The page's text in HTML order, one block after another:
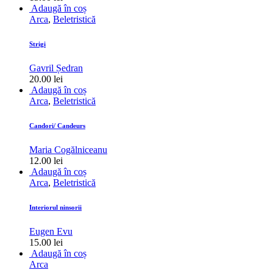
Adaugă în coș
Arca, Beletristică
Strigi
Gavril Ședran
20.00 lei
Adaugă în coș
Arca, Beletristică
Candori/ Candeurs
Maria Cogălniceanu
12.00 lei
Adaugă în coș
Arca, Beletristică
Interiorul ninsorii
Eugen Evu
15.00 lei
Adaugă în coș
Arca